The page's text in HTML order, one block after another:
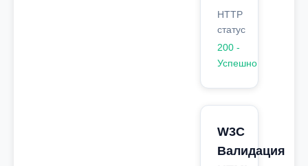
HTTP
статус
200 -
Успешно
W3C
Валидация